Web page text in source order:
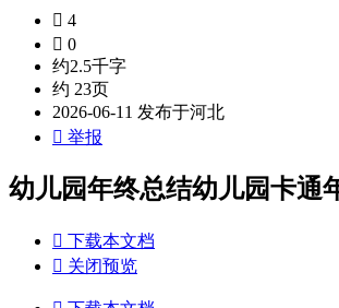
 4
 0
约2.5千字
约 23页
2026-06-11 发布于河北
 举报
幼儿园年终总结幼儿园卡通
 下载本文档
 关闭预览